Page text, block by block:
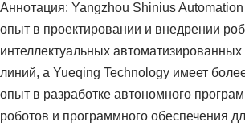
Аннотация: Yangzhou Shinius
опыт в проектировании и внедрении
интеллектуальных
линий, а Yueqing Technology имеет
опыт в разработке автономного
роботов и программного обеспечения